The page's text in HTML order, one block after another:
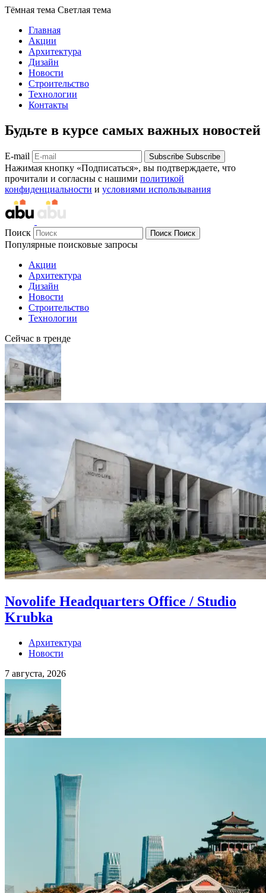
Тёмная тема Светлая тема
Главная
Акции
Архитектура
Дизайн
Новости
Строительство
Технологии
Контакты
Будьте в курсе самых важных новостей
E-mail Subscribe Subscribe
Нажимая кнопку «Подписаться», вы подтверждаете, что
прочитали и согласны с нашими политикой
конфиденциальности и условиями использывания
Поиск Поиск Поиск
Популярные поисковые запросы
Акции
Архитектура
Дизайн
Новости
Строительство
Технологии
Сейчас в тренде
Novolife Headquarters Office / Studio
Krubka
Архитектура
Новости
7 августа, 2026